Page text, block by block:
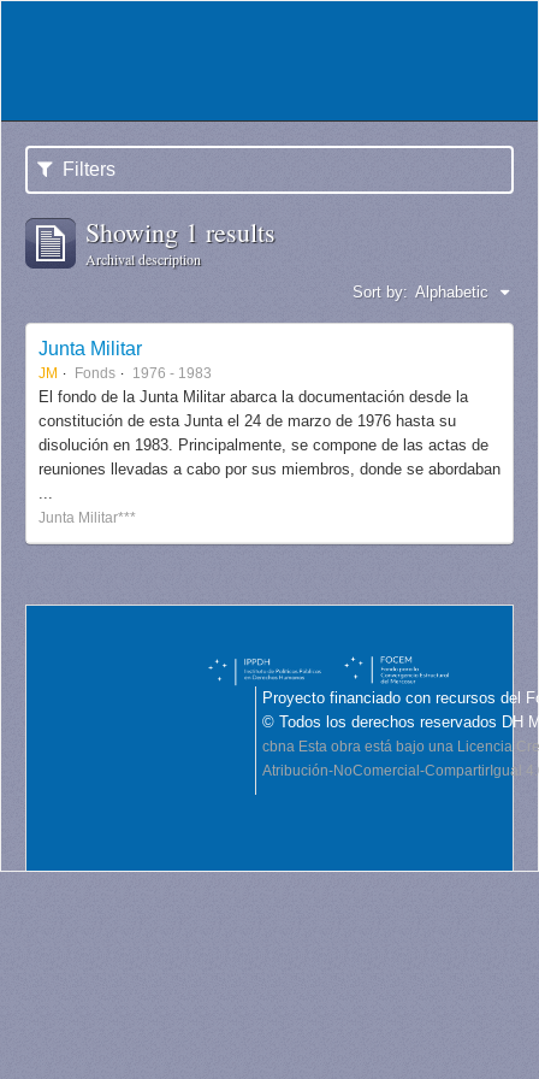
Filters
Showing 1 results
Archival description
Sort by: Alphabetic
Junta Militar
JM Fonds 1976 - 1983
El fondo de la Junta Militar abarca la documentación desde la
constitución de esta Junta el 24 de marzo de 1976 hasta su
disolución en 1983. Principalmente, se compone de las actas de
reuniones llevadas a cabo por sus miembros, donde se abordaban
...
Junta Militar***
Proyecto financiado con recursos del
© Todos los derechos reservados DH
cbna Esta obra está bajo una Licencia
Atribución-NoComercial-CompartirIgual